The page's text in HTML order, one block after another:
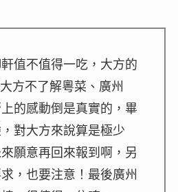
值不值得一吃，大方的
方不了解粵菜、廣州
的感動倒是真實的，畢
對大方來說算是極少
願意再回來報到啊，另
，也要注意！最後廣州